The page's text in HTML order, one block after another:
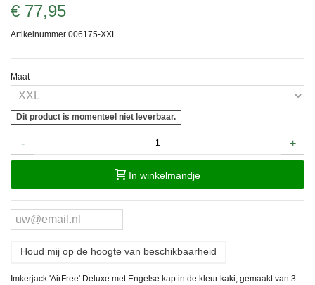
€ 77,95
Artikelnummer 006175-XXL
Maat
Dit product is momenteel niet leverbaar.
- +
In winkelmandje
Houd mij op de hoogte van beschikbaarheid
Imkerjack 'AirFree' Deluxe met Engelse kap in de kleur kaki, gemaakt van 3